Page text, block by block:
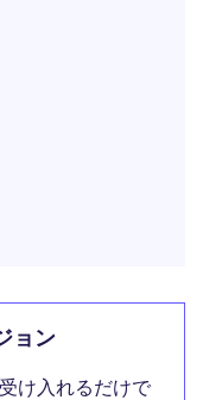
ョン
け入れるだけで